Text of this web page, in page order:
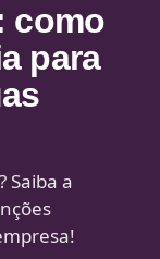
como
para
Saiba a